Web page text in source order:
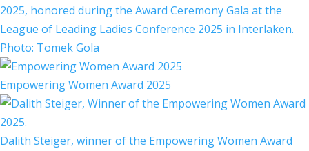
2025, honored during the Award Ceremony Gala at the
League of Leading Ladies Conference 2025 in Interlaken.
Photo: Tomek Gola
Empowering Women Award 2025
Dalith Steiger, winner of the Empowering Women Award